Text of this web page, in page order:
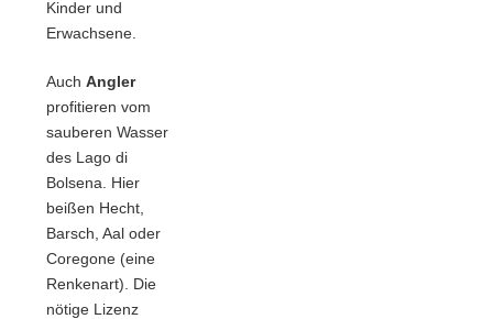
Kinder und
Erwachsene.
Auch Angler
profitieren vom
sauberen Wasser
des Lago di
Bolsena. Hier
beißen Hecht,
Barsch, Aal oder
Coregone (eine
Renkenart). Die
nötige Lizenz